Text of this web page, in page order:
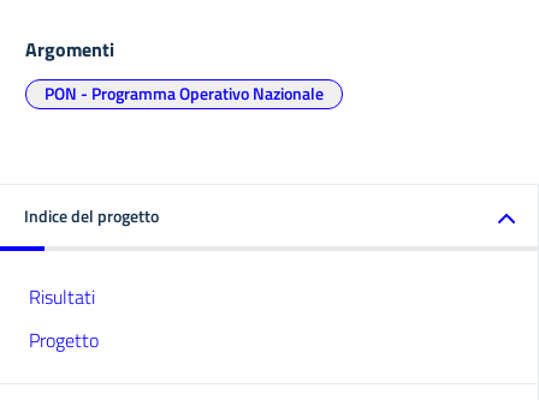
Argomenti
PON - Programma Operativo Nazionale
Indice del progetto
Risultati
Progetto